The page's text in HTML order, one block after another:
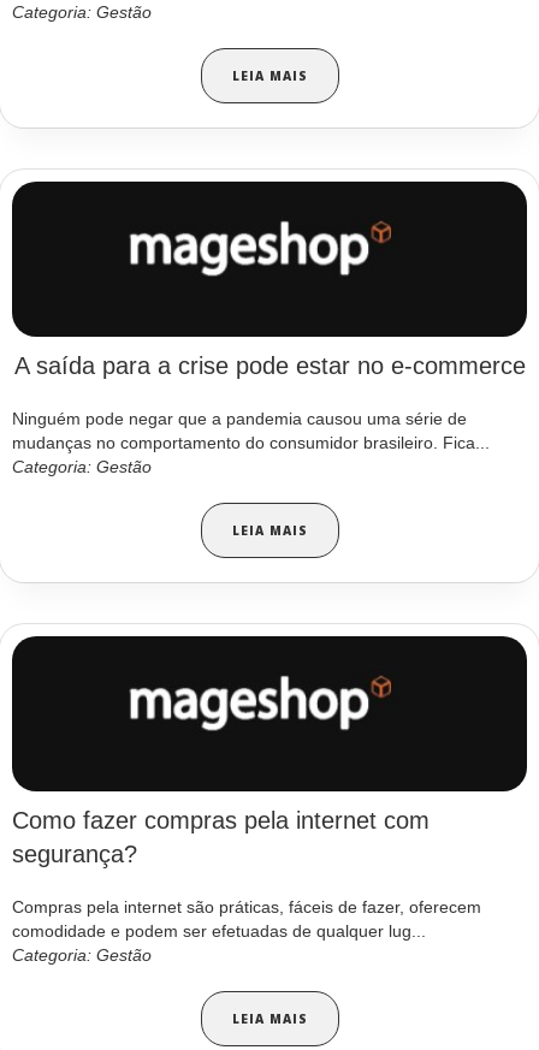
Categoria: Gestão
LEIA MAIS
A saída para a crise pode estar no e-commerce
Ninguém pode negar que a pandemia causou uma série de
mudanças no comportamento do consumidor brasileiro. Fica...
Categoria: Gestão
LEIA MAIS
Como fazer compras pela internet com
segurança?
Compras pela internet são práticas, fáceis de fazer, oferecem
comodidade e podem ser efetuadas de qualquer lug...
Categoria: Gestão
LEIA MAIS